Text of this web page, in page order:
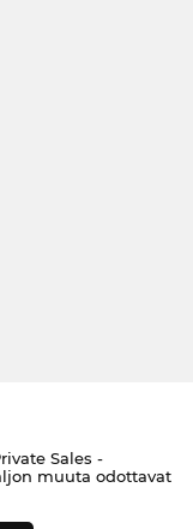
Sales -
muuta odottavat